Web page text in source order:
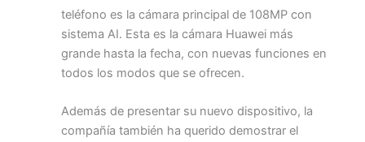
teléfono es la cámara principal de 108MP con
sistema AI. Esta es la cámara Huawei más
grande hasta la fecha, con nuevas funciones en
todos los modos que se ofrecen.
Además de presentar su nuevo dispositivo, la
compañía también ha querido demostrar el